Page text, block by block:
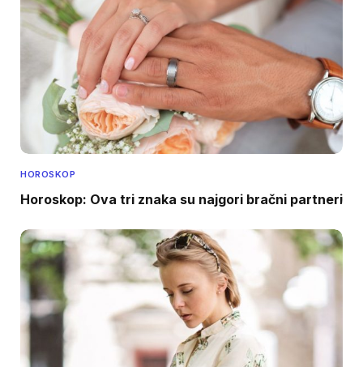
HOROSKOP
Horoskop: Ova tri znaka su najgori bračni partneri